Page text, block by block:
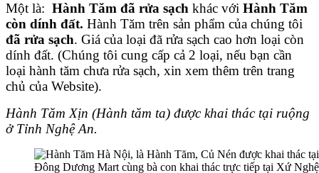
Một là: Hành Tăm đã rửa sạch khác với Hành Tăm
còn dính đất. Hành Tăm trên sản phẩm của chúng tôi
đã rửa sạch. Giá của loại đã rửa sạch cao hơn loại còn
dính đất. (Chúng tôi cung cấp cả 2 loại, nếu bạn cần
loại hành tăm chưa rửa sạch, xin xem thêm trên trang
chủ của Website).
Hành Tăm Xịn (Hành tăm ta) được khai thác tại ruộng
ở Tỉnh Nghệ An.